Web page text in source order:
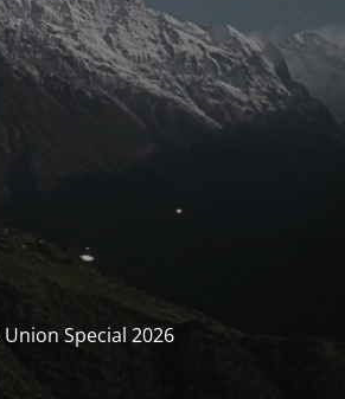
Special 2026